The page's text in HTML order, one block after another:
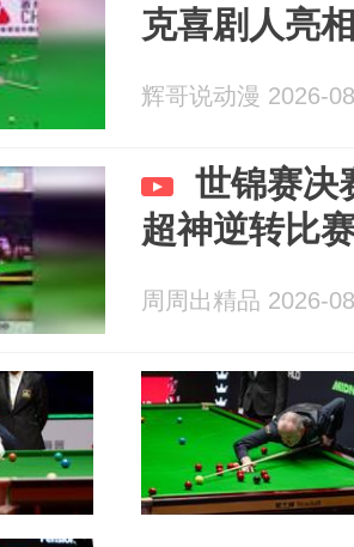
克喜剧人亮
辉哥说动漫 2026-
世锦赛决
超神逆转比
周周出精品 2026-